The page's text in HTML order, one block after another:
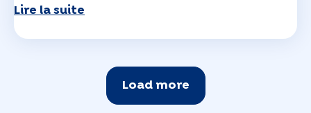
Lire la suite
Load more